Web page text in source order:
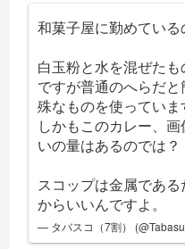
和菓子屋に勤めている
白玉粉と水を混ぜた
ですが普通のへらだ
殊なものを使っていま
しかもこのカレー、
いの量はあるのでは？
スコップは金属であ
からいいんですよ。
— タバスコ（7割）